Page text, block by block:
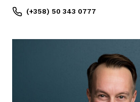
(+358) 50 343 0777